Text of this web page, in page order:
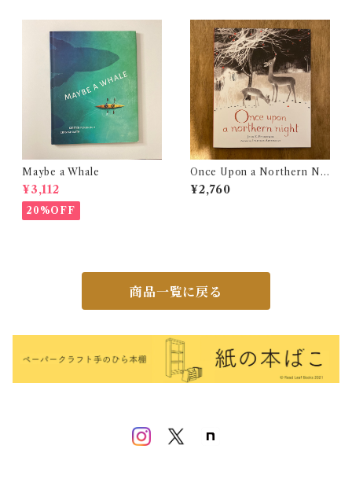
Maybe a Whale
¥3,112
20%OFF
Once Upon a Northern Ni
ght
¥2,760
商品一覧に戻る